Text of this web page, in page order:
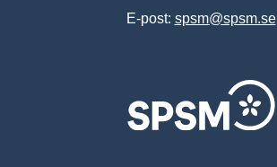
E-post: spsm@spsm.se